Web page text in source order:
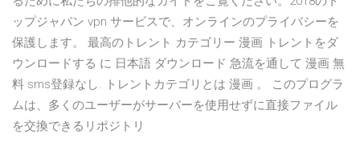
ップジャパン vpn サービスで、オンラインのプライバシーを
保護します。 最高のトレント カテゴリー 漫画 トレントをダ
ウンロードする に 日本語 ダウンロード 急流を通して 漫画 無
料 sms登録なし. トレントカテゴリとは 漫画 。 このプログラ
ムは、多くのユーザーがサーバーを使用せずに直接ファイル
を交換できるリポジトリ